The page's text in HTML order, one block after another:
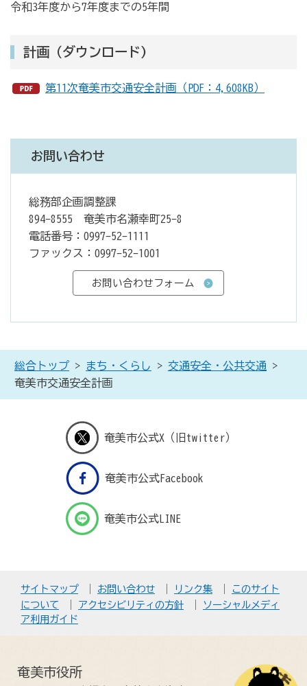
令和3年度から7年度までの5年間
計画（ダウンロード)
第11次奄美市交通安全計画（PDF：4,608KB）
お問い合わせ
総務部企画調整課
894-8555 奄美市名瀬幸町25-8
電話番号：0997-52-1111
ファックス：0997-52-1001
総合トップ > まち・くらし > 交通安全・公共交通 >
奄美市交通安全計画
奄美市公式X（旧twitter）
奄美市公式Facebook
奄美市公式LINE
サイトマップ お問い合わせ リンク集
このサイト
について
アクセシビリティの方針
ソーシャルメディ
ア利用ガイド
奄美市役所